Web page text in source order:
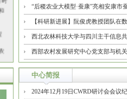
“后稷农业大模型·蚕康”亮相安康市
【科研新进展】阮俊虎教授团队在
西北农林科技大学与四川主干信息
西部农村发展研究中心党支部与机
中心简报
2024年12月19日CWRD研讨会会议